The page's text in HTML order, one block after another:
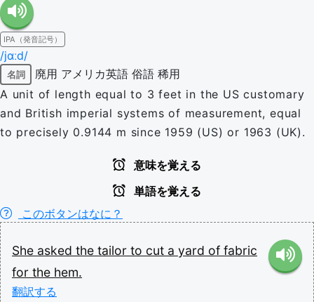
IPA（発音記号）
/jɑːd/
名詞 廃用 アメリカ英語 俗語 稀用
A unit of length equal to 3 feet in the US customary
and British imperial systems of measurement, equal
to precisely 0.9144 m since 1959 (US) or 1963 (UK).
意味を覚える
単語を覚える
このボタンはなに？
She asked the tailor to cut a yard of fabric
for the hem.
翻訳する